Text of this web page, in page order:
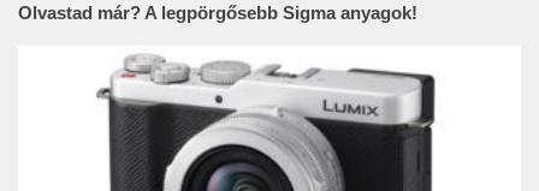
Olvastad már? A legpörgősebb Sigma anyagok!